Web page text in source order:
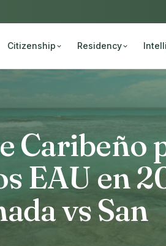
Citizenship Residency
Caribeño
EAU en
vs San